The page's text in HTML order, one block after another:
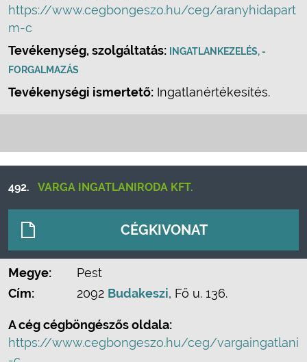
https://www.cegbongeszo.hu/ceg/aranyhidapart
m-c
Tevékenység, szolgáltatás:
INGATLANKEZELÉS, -
FORGALMAZÁS
Tevékenységi ismertető: Ingatlanértékesítés.
492. VARGA INGATLANIRODA KFT.
CÉGKIVONAT
Megye:
Pest
Cím:
2092 Budakeszi, Fő u. 136.
A cég cégböngészős oldala:
https://www.cegbongeszo.hu/ceg/vargaingatlani